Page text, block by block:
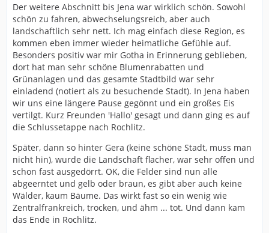
Der weitere Abschnitt bis Jena war wirklich schön. Sowohl
schön zu fahren, abwechselungsreich, aber auch
landschaftlich sehr nett. Ich mag einfach diese Region, es
kommen eben immer wieder heimatliche Gefühle auf.
Besonders positiv war mir Gotha in Erinnerung geblieben,
dort hat man sehr schöne Blumenrabatten und
Grünanlagen und das gesamte Stadtbild war sehr
einladend (notiert als zu besuchende Stadt). In Jena haben
wir uns eine längere Pause gegönnt und ein großes Eis
vertilgt. Kurz Freunden 'Hallo' gesagt und dann ging es auf
die Schlussetappe nach Rochlitz.
Später, dann so hinter Gera (keine schöne Stadt, muss man
nicht hin), wurde die Landschaft flacher, war sehr offen und
schon fast ausgedörrt. OK, die Felder sind nun alle
abgeerntet und gelb oder braun, es gibt aber auch keine
Wälder, kaum Bäume. Das wirkt fast so ein wenig wie
Zentralfrankreich, trocken, und ähm ... tot. Und dann kam
das Ende in Rochlitz.